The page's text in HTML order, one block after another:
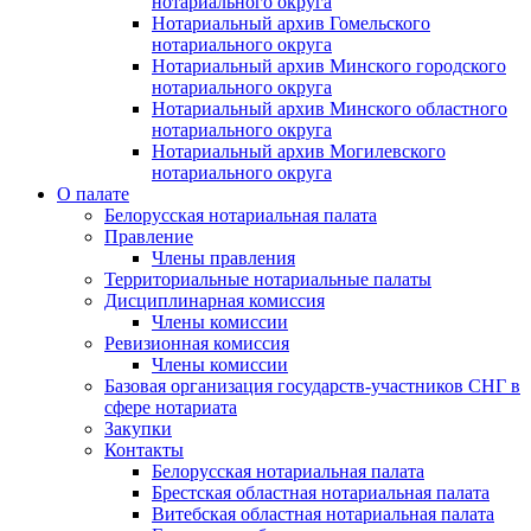
Нотариальный архив Гомельского
нотариального округа
Нотариальный архив Минского городского
нотариального округа
Нотариальный архив Минского областного
нотариального округа
Нотариальный архив Могилевского
нотариального округа
О палате
Белорусская нотариальная палата
Правление
Члены правления
Территориальные нотариальные палаты
Дисциплинарная комиссия
Члены комиссии
Ревизионная комиссия
Члены комиссии
Базовая организация государств-участников СНГ в
сфере нотариата
Закупки
Контакты
Белорусская нотариальная палата
Брестская областная нотариальная палата
Витебская областная нотариальная палата